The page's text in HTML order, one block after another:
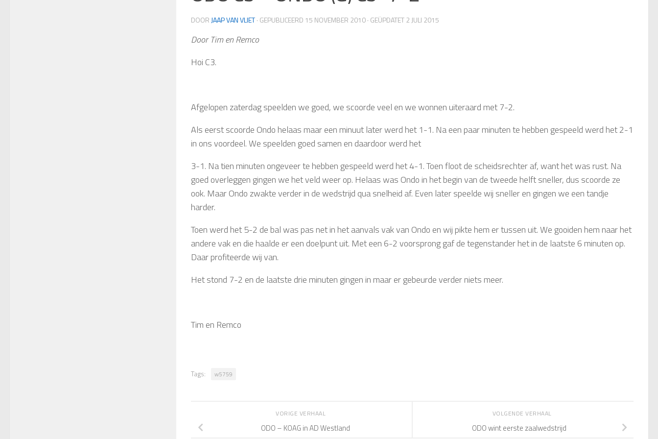
DOOR JAAP VAN VLIET· GEPUBLICEERD 15 NOVEMBER 2010· GEÜPDATET2 JULI 2015
Door Tim en Remco
Hoi C3.
Afgelopen zaterdag speelden we goed, we scoorde veel en we wonnen uiteraard met 7-2.
Als eerst scoorde Ondo helaas maar een minuut later werd het 1-1. Na een paar minuten te hebben gespeeld werd het 2-1
in ons voordeel. We speelden goed samen en daardoor werd het
3-1. Na tien minuten ongeveer te hebben gespeeld werd het 4-1. Toen floot de scheidsrechter af, want het was rust. Na
goed overleggen gingen we het veld weer op. Helaas was Ondo in het begin van de tweede helft sneller, dus scoorde ze
ook. Maar Ondo zwakte verder in de wedstrijd qua snelheid af. Even later speelde wij sneller en gingen we een tandje
harder.
Toen werd het 5-2 de bal was pas net in het aanvals vak van Ondo en wij pikte hem er tussen uit. We gooiden hem naar het
andere vak en die haalde er een doelpunt uit. Met een 6-2 voorsprong gaf de tegenstander het in de laatste 6 minuten op.
Daar profiteerde wij van.
Het stond 7-2 en de laatste drie minuten gingen in maar er gebeurde verder niets meer.
Tim en Remco
Tags: w5759
VOLGENDE VERHAAL
ODO wint eerste zaalwedstrijd
VORIGE VERHAAL
ODO – KOAG in AD Westland